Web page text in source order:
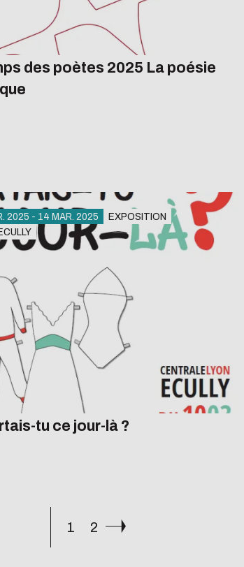
des poètes 2025 La poésie
2025 - 14 MAR. 2025
EXPOSITION
tu ce jour-là ?
1 2